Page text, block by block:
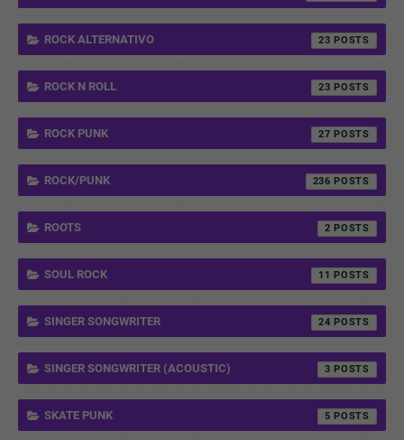
ROCK ALTERNATIVO 23
ROCK N ROLL 23
ROCK PUNK 27
ROCK/PUNK 236
ROOTS 2
SOUL ROCK 11
SINGER SONGWRITER 24
SINGER SONGWRITER (ACOUSTIC) 3
SKATE PUNK 5